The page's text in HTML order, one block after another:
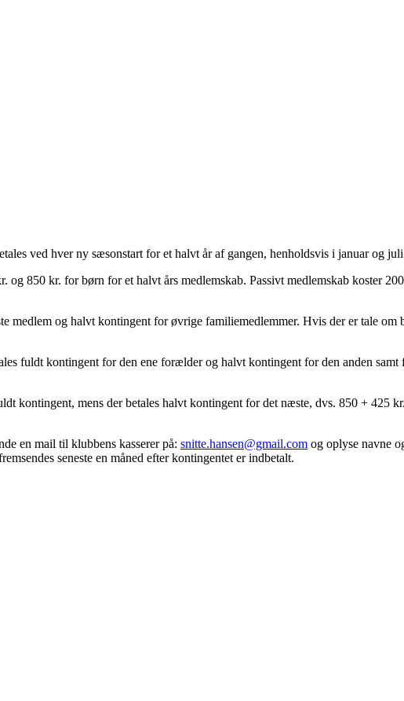
ved hver ny sæsonstart for et halvt år af gangen, henholdsvis i januar og
850 kr. for børn for et halvt års medlemskab. Passivt medlemskab koster
medlem og halvt kontingent for øvrige familiemedlemmer. Hvis der er tale om
fuldt kontingent for den ene forælder og halvt kontingent for den anden
kontingent, mens der betales halvt kontingent for det næste, dvs. 850 + 425
en mail til klubbens kasserer på: snitte.hansen@gmail.com og oplyse navne
seneste en måned efter kontingentet er indbetalt.